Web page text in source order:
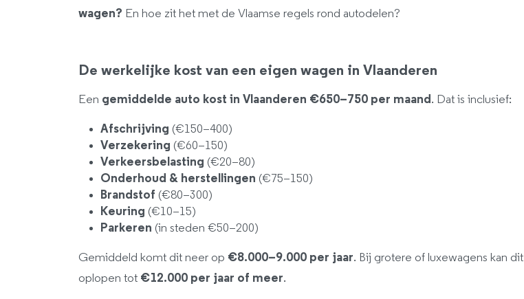
wagen? En hoe zit het met de Vlaamse regels rond autodelen?
De werkelijke kost van een eigen wagen in Vlaanderen
Een gemiddelde auto kost in Vlaanderen €650–750 per maand . Dat is inclusief:
Afschrijving (€150–400)
Verzekering (€60–150)
Verkeersbelasting (€20–80)
Onderhoud & herstellingen (€75–150)
Brandstof (€80–300)
Keuring (€10–15)
Parkeren (in steden €50–200)
Gemiddeld komt dit neer op €8.000–9.000 per jaar. Bij grotere of luxewagens kan dit
oplopen tot €12.000 per jaar of meer.